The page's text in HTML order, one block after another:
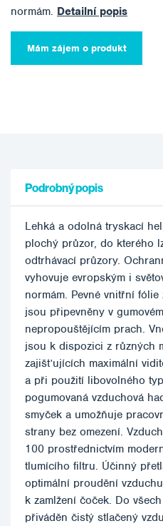
normám. Detailní popis
Mám zájem o produkt
Podrobný popis
Lehká a odolná tryskací
plochý průzor, do kterého
odtrhávací průzory.
vyhovuje evropským i
normám. Pevné vnitřní
jsou připevněny v
nepropouštějícím prach.
jsou k dispozici z různých
zajišťujících maximální
a při použití libovolného
pogumovaná vzduchová
smyček a umožňuje
strany bez omezení.
100 prostřednictvím
tlumícího filtru. Účinný
optimální proudění
k zamlžení čoček. Do
přiváděn čistý stlačený